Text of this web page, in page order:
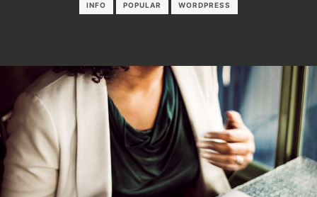
INFO POPULAR WORDPRESS